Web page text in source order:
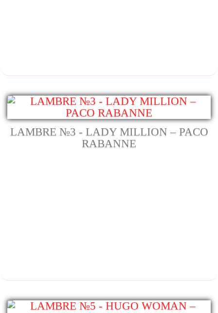
LAMBRE №3 - LADY MILLION – PACO
RABANNE